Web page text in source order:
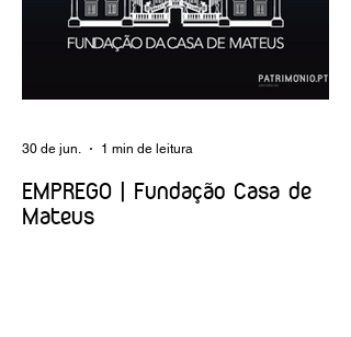
execução dos programas de conservação
preventiva; produção de fichas de
EMPREGO | Fundação Casa de
Mateus
30 de jun. 1 min de leitura